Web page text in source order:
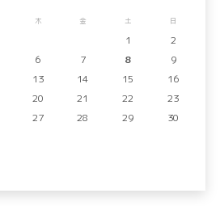
木 金 土 日
1
2
6 7 8
9
13 14 15
16
20 21 22
23
27 28 29
30